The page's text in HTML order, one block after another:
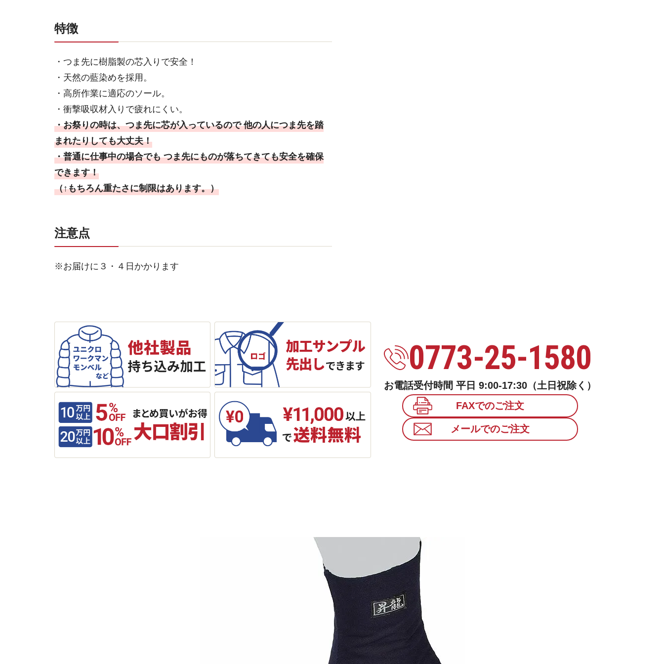
特徴
・つま先に樹脂製の芯入りで安全！
・天然の藍染めを採用。
・高所作業に適応のソール。
・衝撃吸収材入りで疲れにくい。
・お祭りの時は、つま先に芯が入っているので 他の人につま先を踏
まれたりしても大丈夫！
・普通に仕事中の場合でも つま先にものが落ちてきても安全を確保
できます！
（↑もちろん重たさに制限はあります。）
注意点
※お届けに３・４日かかります
0773-25-1580
お電話受付時間 平日 9:00-17:30（土日祝除く）
FAXでのご注文
メールでのご注文